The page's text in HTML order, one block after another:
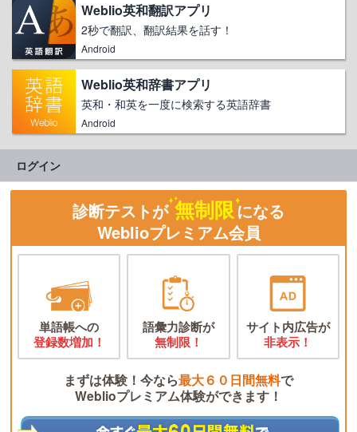
Weblio英和翻訳アプリ
2秒で翻訳、翻訳結果を話す！
Android
Weblio英和辞書アプリ
英和・和英を一度に検索する英語辞書
Android
ログイン
診断テストが 無制限になる
Weblioプレミアム会員
単語帳への
登録数増加！
語彙力診断が
無制限！
サイト内広告が
非表示！
まずは体験！今なら最大６０日間無料で
Weblioプレミアム体験ができます！